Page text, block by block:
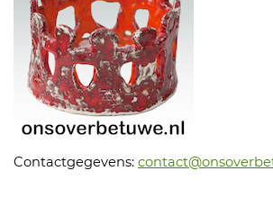
Contactgegevens: